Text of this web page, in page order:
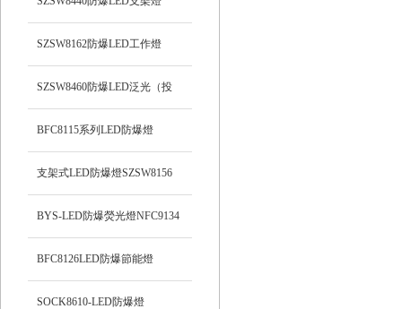
SZSW8162防爆LED工作燈
SZSW8460防爆LED泛光（投
光）工作燈
BFC8115系列LED防爆燈
支架式LED防爆燈SZSW8156
BYS-LED防爆熒光燈NFC9134
BFC8126LED防爆節能燈
SOCK8610-LED防爆燈